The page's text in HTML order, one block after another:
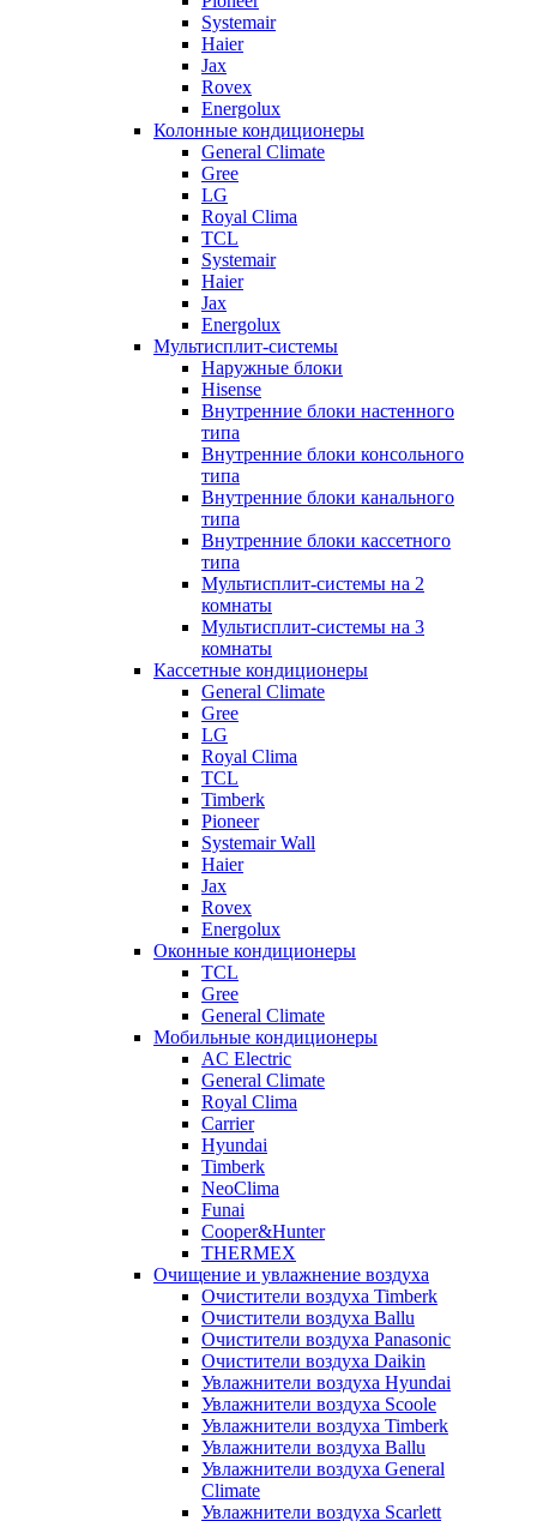
Systemair
Haier
Jax
Rovex
Energolux
Колонные кондиционеры
General Climate
Gree
LG
Royal Clima
TCL
Systemair
Haier
Jax
Energolux
Мультисплит-системы
Наружные блоки
Hisense
Внутренние блоки настенного
типа
Внутренние блоки консольного
типа
Внутренние блоки канального
типа
Внутренние блоки кассетного
типа
Мультисплит-системы на 2
комнаты
Мультисплит-системы на 3
комнаты
Кассетные кондиционеры
General Climate
Gree
LG
Royal Clima
TCL
Timberk
Pioneer
Systemair Wall
Haier
Jax
Rovex
Energolux
Оконные кондиционеры
TCL
Gree
General Climate
Мобильные кондиционеры
AC Electric
General Climate
Royal Clima
Carrier
Hyundai
Timberk
NeoClima
Funai
Cooper&Hunter
THERMEX
Очищение и увлажнение воздуха
Очистители воздуха Timberk
Очистители воздуха Ballu
Очистители воздуха Panasonic
Очистители воздуха Daikin
Увлажнители воздуха Hyundai
Увлажнители воздуха Scoole
Увлажнители воздуха Timberk
Увлажнители воздуха Ballu
Увлажнители воздуха General
Climate
Увлажнители воздуха Scarlett